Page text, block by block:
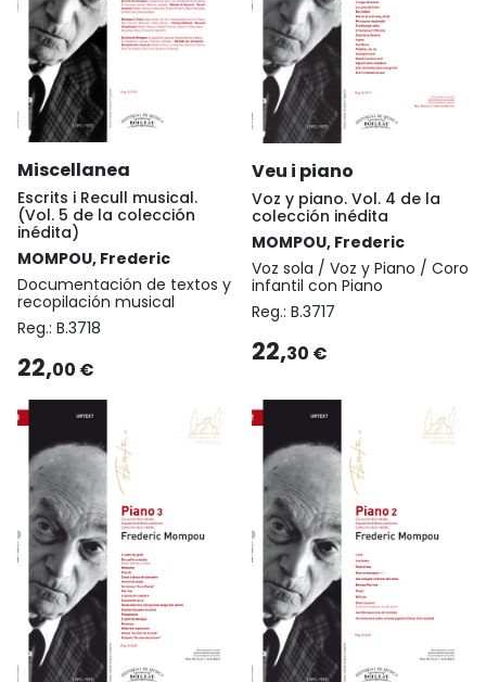
Miscellanea
Escrits i Recull musical.
(Vol. 5 de la colección
inédita)
MOMPOU, Frederic
Documentación de textos y
recopilación musical
Reg.: B.3718
22,00 €
Veu i piano
Voz y piano. Vol. 4 de la
colección inédita
MOMPOU, Frederic
Voz sola / Voz y Piano / Coro
infantil con Piano
Reg.: B.3717
22,30 €